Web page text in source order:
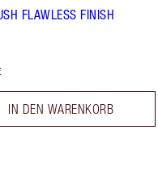
FLAWLESS FINISH
IN DEN WARENKORB